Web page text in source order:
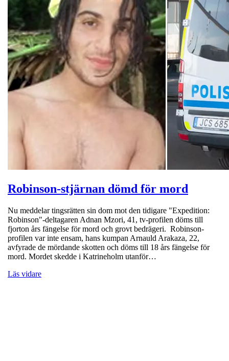
Robinson-stjärnan dömd för mord
Nu meddelar tingsrätten sin dom mot den tidigare "Expedition:
Robinson"-deltagaren Adnan Mzori, 41, tv-profilen döms till
fjorton års fängelse för mord och grovt bedrägeri. Robinson-
profilen var inte ensam, hans kumpan Arnauld Arakaza, 22,
avfyrade de mördande skotten och döms till 18 års fängelse för
mord. Mordet skedde i Katrineholm utanför…
Läs vidare